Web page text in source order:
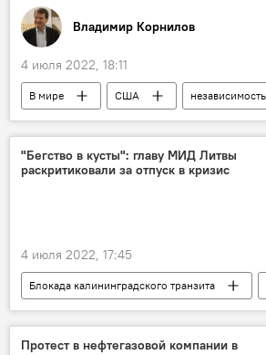
Владимир Корнилов
4 июля 2022, 18:11
В мире США
независимость
День независимости
"Бегство в кусты": главу МИД Литвы
раскритиковали за отпуск в кризис
4 июля 2022, 17:45
Блокада калининградского транзита
В Литве
Политика
Габриэлюс Ландсбергис
Россия
Протест в нефтегазовой компании в